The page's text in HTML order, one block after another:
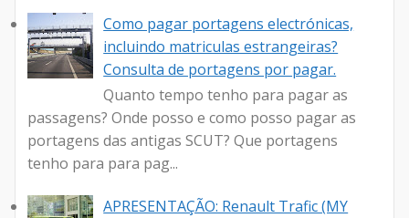
Como pagar portagens electrónicas,
incluindo matriculas estrangeiras?
Consulta de portagens por pagar.
Quanto tempo tenho para pagar as
passagens? Onde posso e como posso pagar as
portagens das antigas SCUT? Que portagens
tenho para para pag...
APRESENTAÇÃO: Renault Trafic (MY